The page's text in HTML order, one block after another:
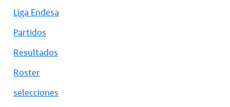
Liga Endesa
Partidos
Resultados
Roster
selecciones